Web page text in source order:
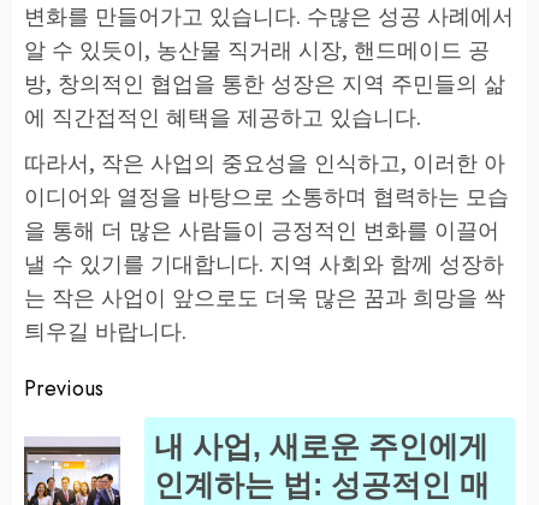
변화를 만들어가고 있습니다. 수많은 성공 사례에서
알 수 있듯이, 농산물 직거래 시장, 핸드메이드 공
방, 창의적인 협업을 통한 성장은 지역 주민들의 삶
에 직간접적인 혜택을 제공하고 있습니다.
따라서, 작은 사업의 중요성을 인식하고, 이러한 아
이디어와 열정을 바탕으로 소통하며 협력하는 모습
을 통해 더 많은 사람들이 긍정적인 변화를 이끌어
낼 수 있기를 기대합니다. 지역 사회와 함께 성장하
는 작은 사업이 앞으로도 더욱 많은 꿈과 희망을 싹
틔우길 바랍니다.
Post
navigation
Previous
내 사업, 새로운 주인에게
인계하는 법: 성공적인 매